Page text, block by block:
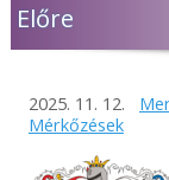
Előre
2025. 11. 12.
Mérkőzések